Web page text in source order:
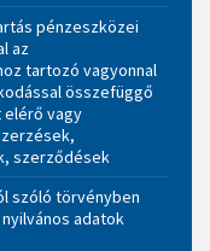
pénzeszközei
az
tartozó vagyonnal
összefüggő
vagy
szerződések
szóló törvényben
adatok